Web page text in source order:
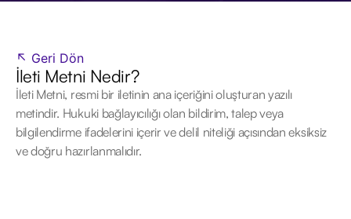
↖ Geri Dön
İleti Metni Nedir?
İleti Metni, resmi bir iletinin ana içeriğini oluşturan yazılı
metindir. Hukuki bağlayıcılığı olan bildirim, talep veya
bilgilendirme ifadelerini içerir ve delil niteliği açısından eksiksiz
ve doğru hazırlanmalıdır.